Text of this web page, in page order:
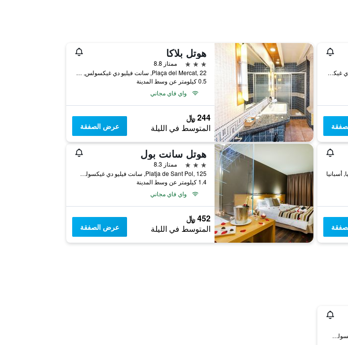
Avinguda de Juli Garreta 17, سانت فيليو دي غيكسولس, كاتالونيا, أسبانيا
هوتل بلاكا
3 نجوم
ممتاز 8.8
Plaça del Mercat, 22, سانت فيليو دي غيكسولس, كاتالونيا, أسبانيا
0.5 كيلومتر عن وسط المدينة
واي فاي مجاني
244 ﷼
المتوسط في الليلة عرض الصفقة
هوتل سانت بول
3 نجوم
ممتاز 8.3
Platja de Sant Pol, 125, سانت فيليو دي غيكسولس, كاتالونيا, أسبانيا
1.4 كيلومتر عن وسط المدينة
واي فاي مجاني
452 ﷼
المتوسط في الليلة عرض الصفقة
Punta Port Salvi, S-n 1, سانت فيليو دي غيكسولس, كاتالونيا, أسبانيا